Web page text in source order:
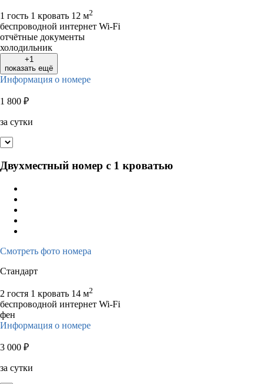
1 гость 1 кровать 12 м2
беспроводной интернет Wi-Fi
отчётные документы
холодильник
+1
показать ещё
Информация о номере
1 800 ₽
за сутки
Двухместный номер с 1 кроватью
Смотреть фото номера
Стандарт
2 гостя 1 кровать 14 м2
беспроводной интернет Wi-Fi
фен
Информация о номере
3 000 ₽
за сутки